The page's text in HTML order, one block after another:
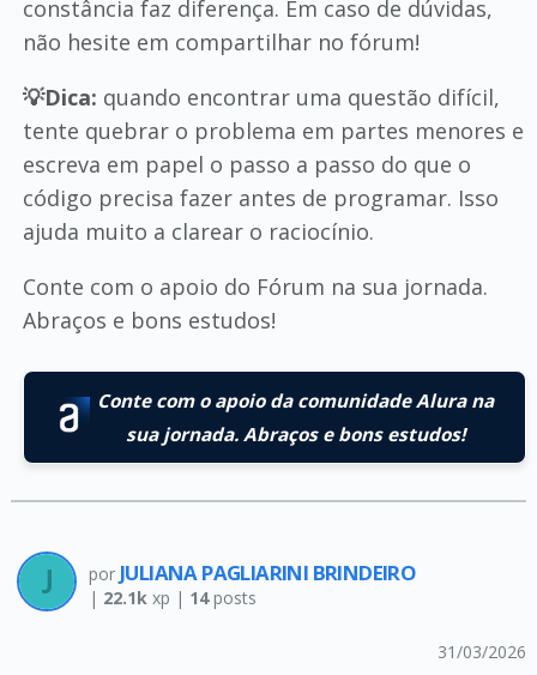
constância faz diferença. Em caso de dúvidas,
não hesite em compartilhar no fórum!
💡Dica: quando encontrar uma questão difícil,
tente quebrar o problema em partes menores e
escreva em papel o passo a passo do que o
código precisa fazer antes de programar. Isso
ajuda muito a clarear o raciocínio.
Conte com o apoio do Fórum na sua jornada.
Abraços e bons estudos!
Conte com o apoio da comunidade Alura na
sua jornada. Abraços e bons estudos!
por JULIANA PAGLIARINI BRINDEIRO
| 22.1kxp | 14posts
31/03/2026